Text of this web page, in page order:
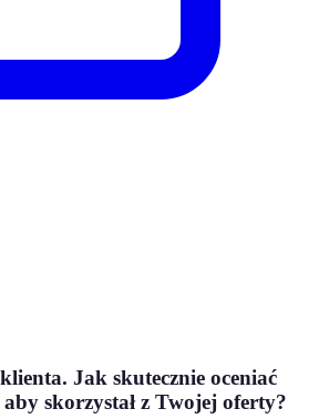
Jak skutecznie oceniać
skorzystał z Twojej oferty?